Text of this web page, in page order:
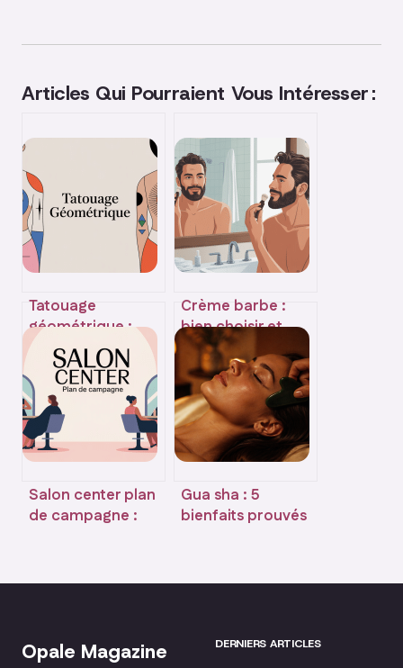
Articles Qui Pourraient Vous Intéresser :
Tatouage
géométrique :
idées,
significations et
conseils avant de
vous lancer
Crème barbe :
bien choisir et
utiliser le bon soin
pour votre barbe
Salon center plan
de campagne :
Gua sha : 5
bienfaits prouvés
Opale Magazine DERNIERS ARTICLES